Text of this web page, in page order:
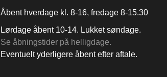
Åbent hverdage kl. 8-16, fredage 8-15.30
Lørdage åbent 10-14. Lukket søndage.
Se åbningstider på helligdage.
Eventuelt yderligere åbent efter aftale.